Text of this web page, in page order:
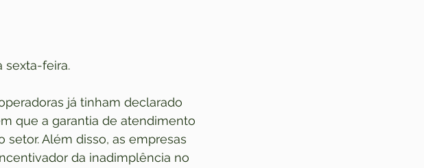
sexta-feira.
já tinham declarado
que a garantia de atendimento
Além disso, as empresas
da inadimplência no